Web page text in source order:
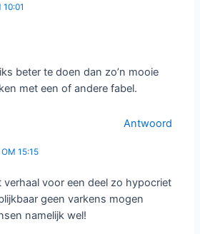
10:01
beter te doen dan zo’n mooie
met een of andere fabel.
Antwoord
15:15
verhaal voor een deel zo hypocriet
geen varkens mogen
namelijk wel!